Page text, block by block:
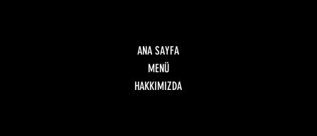
ANA SAYFA
MENÜ
HAKKIMIZDA